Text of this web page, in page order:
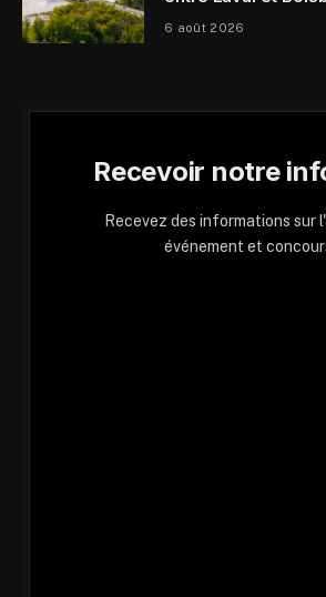
6 août 2026
Recevoir notre
Recevez des informations sur
événement et